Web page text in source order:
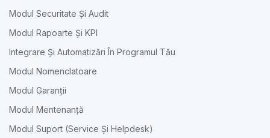
Modul Securitate Și Audit
Modul Rapoarte Și KPI
Integrare Și Automatizări În Programul Tău
Modul Nomenclatoare
Modul Garanții
Modul Mentenanță
Modul Suport (Service Și Helpdesk)